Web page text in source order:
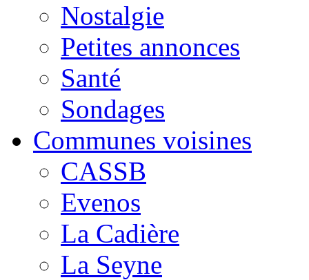
Nostalgie
Petites annonces
Santé
Sondages
Communes voisines
CASSB
Evenos
La Cadière
La Seyne